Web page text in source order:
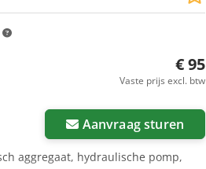
€ 95
Vaste prijs excl. btw
Aanvraag sturen
aggregaat, hydraulische pomp,